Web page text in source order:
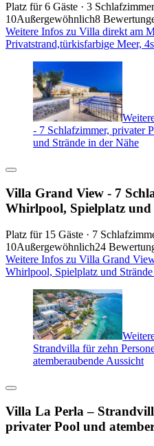
Platz für 6 Gäste · 3
10Außergewöhnlich8
Weitere Infos zu Villa direkt am
Privatstrand,türkisfarbige Meer,
- 7 Schlafzimmer, privater
und Strände in der Nähe
Villa Grand View - 7
Whirlpool, Spielplatz und
Platz für 15 Gäste · 7
10Außergewöhnlich24
Weitere Infos zu Villa Grand
Whirlpool, Spielplatz und
Strandvilla für zehn
atemberaubende Aussicht
Villa La Perla –
privater Pool und